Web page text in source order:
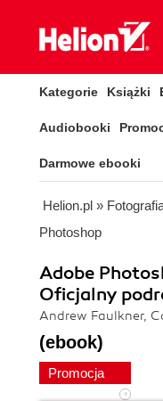
Kategorie Książki
Audiobooki
Darmowe ebooki
Helion.pl »
Photoshop
Adobe
Oficjalny
Andrew Faulkner,
(ebook)
Promocja